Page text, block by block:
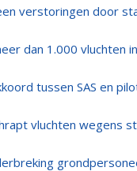
verstoringen door
dan 1.000 vluchten
tussen SAS en
vluchten wegens